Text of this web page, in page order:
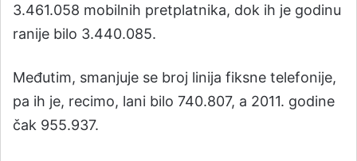
3.461.058 mobilnih pretplatnika, dok ih je godinu
ranije bilo 3.440.085.
Međutim, smanjuje se broj linija fiksne telefonije,
pa ih je, recimo, lani bilo 740.807, a 2011. godine
čak 955.937.